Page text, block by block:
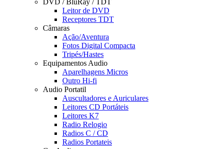
DVD / BluRay / TDT
Leitor de DVD
Receptores TDT
Câmaras
Ação/Aventura
Fotos Digital Compacta
Tripés/Hastes
Equipamentos Audio
Aparelhagens Micros
Outro Hi-fi
Audio Portatil
Auscultadores e Auriculares
Leitores CD Portáteis
Leitores K7
Radio Relogio
Radios C / CD
Radios Portateis